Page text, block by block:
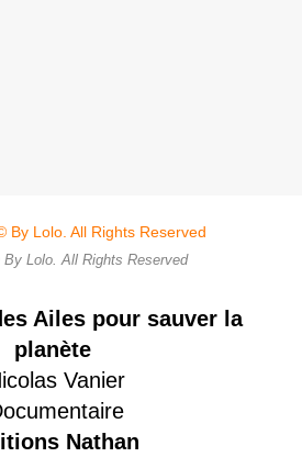
Lolo. All Rights Reserved
Ailes pour sauver la
planète
Vanier
Nathan